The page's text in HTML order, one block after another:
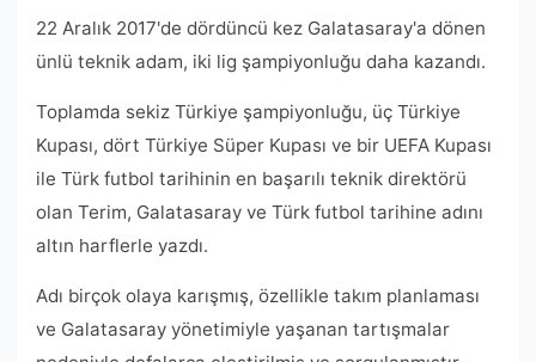
22 Aralık 2017'de dördüncü kez Galatasaray'a dönen
ünlü teknik adam, iki lig şampiyonluğu daha kazandı.
Toplamda sekiz Türkiye şampiyonluğu, üç Türkiye
Kupası, dört Türkiye Süper Kupası ve bir UEFA Kupası
ile Türk futbol tarihinin en başarılı teknik direktörü
olan Terim, Galatasaray ve Türk futbol tarihine adını
altın harflerle yazdı.
Adı birçok olaya karışmış, özellikle takım planlaması
ve Galatasaray yönetimiyle yaşanan tartışmalar